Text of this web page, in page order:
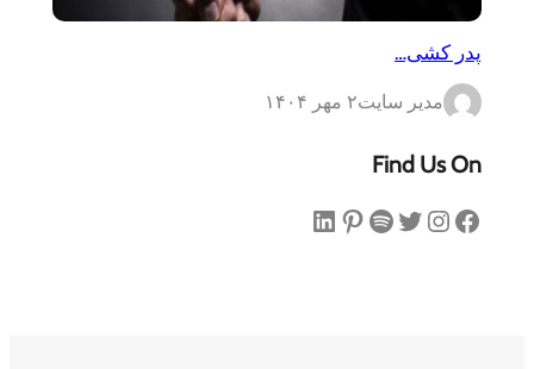
پدر کشی…
مدیر سایت۲ مهر ۱۴۰۴
Find Us On
فیس‌بوک اینستاگرم توییتر اسپاتیفای پینترست لینکداین